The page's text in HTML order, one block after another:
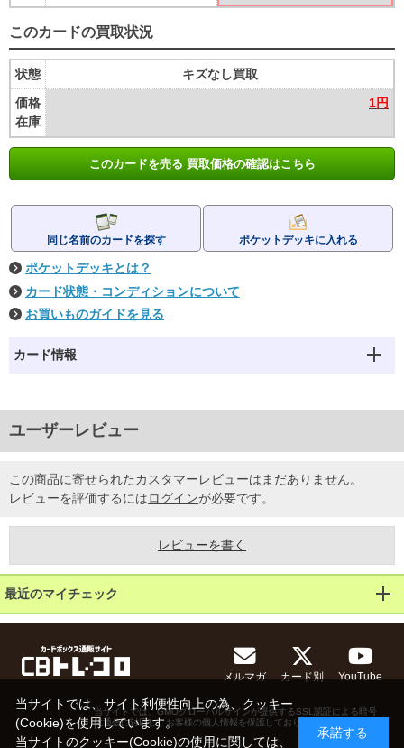
このカードの買取状況
状態
価格
在庫
キズなし買取
1円
このカードを売る 買取価格の確認はこちら
同じ名前のカードを探す ポケットデッキに入れる
ポケットデッキとは？
カード状態・コンディションについて
お買いものガイドを見る
カード情報
ユーザーレビュー
この商品に寄せられたカスタマーレビューはまだありません。
レビューを評価するにはログインが必要です。
レビューを書く
最近のマイチェック
メルマガ カード別 YouTube
当サイトでは、GMOグローバルサインが提供するSSL認証による暗号
化通信に対応し、お客様の個人情報を保護しております。
当サイトでは、サイト利便性向上の為、クッキー
(Cookie)を使用しています。
当サイトのクッキー(Cookie)の使用に関しては、
承諾する